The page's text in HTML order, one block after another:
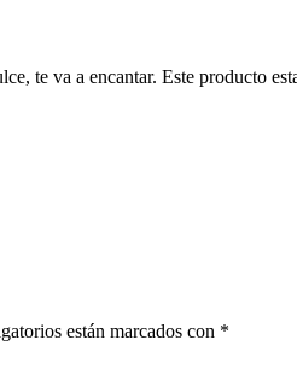
te va a encantar. Este producto
están marcados con *